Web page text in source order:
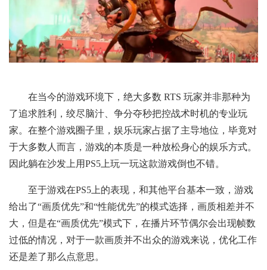
在当今的游戏环境下，绝大多数 RTS 玩家并非那种为
了追求胜利，绞尽脑汁、争分夺秒把控战术时机的专业玩
家。在整个游戏圈子里，娱乐玩家占据了主导地位，毕竟对
于大多数人而言，游戏的本质是一种放松身心的娱乐方式。
因此躺在沙发上用PS5上玩一玩这款游戏倒也不错。
至于游戏在PS5上的表现，和其他平台基本一致，游戏
给出了“画质优先”和“性能优先”的模式选择，画质相差并不
大，但是在“画质优先”模式下，在播片环节偶尔会出现帧数
过低的情况，对于一款画质并不出众的游戏来说，优化工作
还是差了那么点意思。